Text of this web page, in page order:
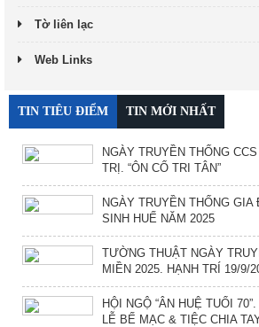
Tờ liên lạc
Web Links
TIN TIÊU ĐIỂM TIN MỚI NHẤT
NGÀY TRUYỀN THỐNG
TRỊ. “ÔN CỐ TRI TÂN”
NGÀY TRUYỀN THỐNG GIA
SINH HUẾ NĂM 2025
TƯỜNG THUẬT NGÀY
MIỀN 2025. HẠNH TRÍ 19/9/
HỘI NGỘ “ÂN HUỆ TUỔI
LỄ BẾ MẠC & TIỆC CHIA